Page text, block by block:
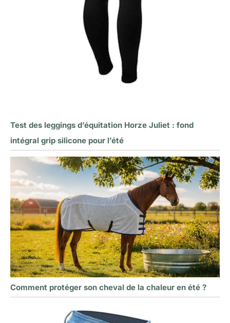
Test des leggings d’équitation Horze Juliet : fond
intégral grip silicone pour l’été
Comment protéger son cheval de la chaleur en été ?